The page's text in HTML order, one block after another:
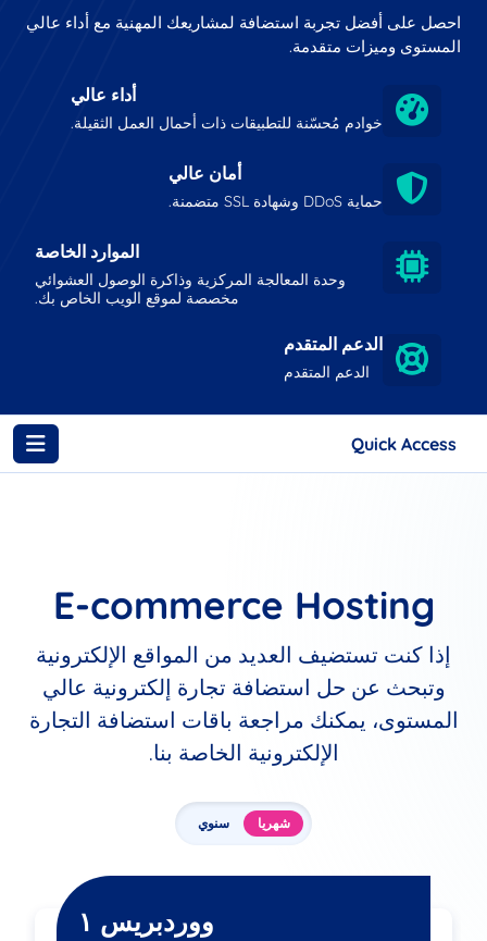
احصل على أفضل تجربة استضافة لمشاريعك المهنية مع أداء عالي
المستوى وميزات متقدمة.
أداء عالي
خوادم مُحسّنة للتطبيقات ذات أحمال العمل الثقيلة.
أمان عالي
حماية DDoS وشهادة SSL متضمنة.
الموارد الخاصة
وحدة المعالجة المركزية وذاكرة الوصول العشوائي
مخصصة لموقع الويب الخاص بك.
الدعم المتقدم
الدعم المتقدم
Quick Access
E-commerce Hosting
إذا كنت تستضيف العديد من المواقع الإلكترونية
وتبحث عن حل استضافة تجارة إلكترونية عالي
المستوى، يمكنك مراجعة باقات استضافة التجارة
الإلكترونية الخاصة بنا.
شهريا سنوي
ووردبريس ١